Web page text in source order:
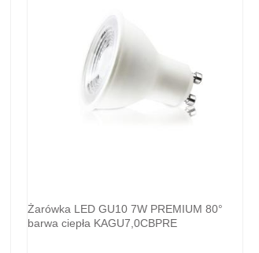
Żarówka LED GU10 7W PREMIUM 80°
barwa ciepła KAGU7,0CBPRE